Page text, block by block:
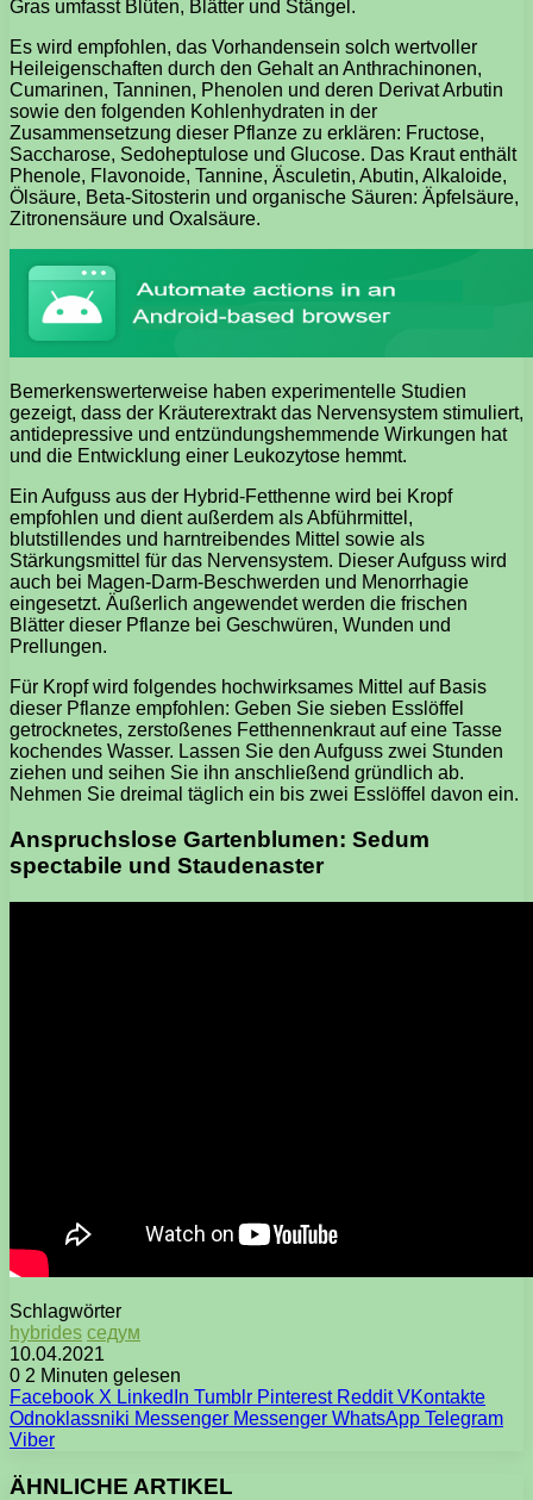
Gras umfasst Blüten, Blätter und Stängel.
Es wird empfohlen, das Vorhandensein solch wertvoller
Heileigenschaften durch den Gehalt an Anthrachinonen,
Cumarinen, Tanninen, Phenolen und deren Derivat Arbutin
sowie den folgenden Kohlenhydraten in der
Zusammensetzung dieser Pflanze zu erklären: Fructose,
Saccharose, Sedoheptulose und Glucose. Das Kraut enthält
Phenole, Flavonoide, Tannine, Äsculetin, Abutin, Alkaloide,
Ölsäure, Beta-Sitosterin und organische Säuren: Äpfelsäure,
Zitronensäure und Oxalsäure.
Bemerkenswerterweise haben experimentelle Studien
gezeigt, dass der Kräuterextrakt das Nervensystem stimuliert,
antidepressive und entzündungshemmende Wirkungen hat
und die Entwicklung einer Leukozytose hemmt.
Ein Aufguss aus der Hybrid-Fetthenne wird bei Kropf
empfohlen und dient außerdem als Abführmittel,
blutstillendes und harntreibendes Mittel sowie als
Stärkungsmittel für das Nervensystem. Dieser Aufguss wird
auch bei Magen-Darm-Beschwerden und Menorrhagie
eingesetzt. Äußerlich angewendet werden die frischen
Blätter dieser Pflanze bei Geschwüren, Wunden und
Prellungen.
Für Kropf wird folgendes hochwirksames Mittel auf Basis
dieser Pflanze empfohlen: Geben Sie sieben Esslöffel
getrocknetes, zerstoßenes Fetthennenkraut auf eine Tasse
kochendes Wasser. Lassen Sie den Aufguss zwei Stunden
ziehen und seihen Sie ihn anschließend gründlich ab.
Nehmen Sie dreimal täglich ein bis zwei Esslöffel davon ein.
Anspruchslose Gartenblumen: Sedum
spectabile und Staudenaster
Schlagwörter
hybrides седум
10.04.2021
0 2 Minuten gelesen
Facebook X LinkedIn Tumblr Pinterest Reddit VKontakte
Odnoklassniki Messenger Messenger WhatsApp Telegram
Viber
ÄHNLICHE ARTIKEL